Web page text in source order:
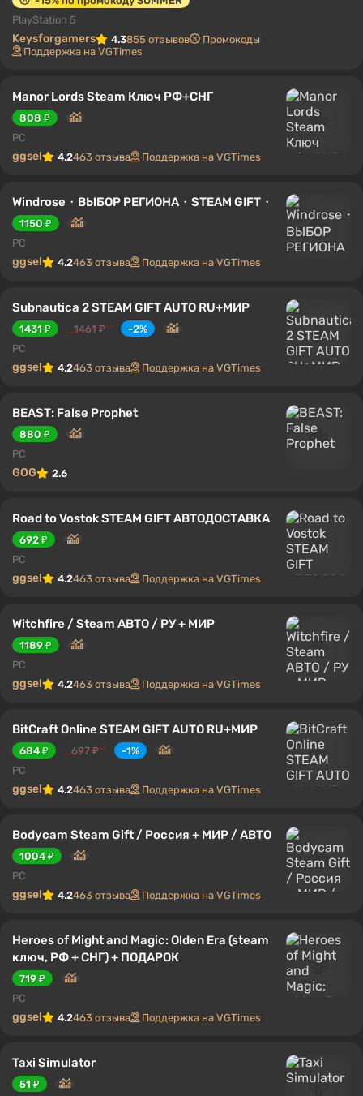
PlayStation 5
Keysforgamers 4.3855 отзывов
Промокоды
Поддержка на VGTimes
Manor Lords Steam Ключ РФ+СНГ
808 ₽
PC
ggsel 4.2463 отзыва Поддержка на VGTimes
Windrose・ВЫБОР РЕГИОНА・STEAM GIFT・
1150 ₽
PC
ggsel 4.2463 отзыва Поддержка на VGTimes
Subnautica 2 STEAM GIFT AUTO RU+МИР
1431 ₽ 1461 ₽
-2%
PC
ggsel 4.2463 отзыва Поддержка на VGTimes
BEAST: False Prophet
880 ₽
PC
GOG 2.6
Road to Vostok STEAM GIFT АВТОДОСТАВКА
692 ₽
PC
ggsel 4.2463 отзыва Поддержка на VGTimes
Witchfire / Steam АВТО / РУ + МИР
1189 ₽
PC
ggsel 4.2463 отзыва Поддержка на VGTimes
BitCraft Online STEAM GIFT AUTO RU+МИР
684 ₽ 697 ₽
-1%
PC
ggsel 4.2463 отзыва Поддержка на VGTimes
Bodycam Steam Gift / Россия + МИР / АВТО
1004 ₽
PC
ggsel 4.2463 отзыва Поддержка на VGTimes
Heroes of Might and Magic: Olden Era (steam
ключ, РФ + СНГ) + ПОДАРОК
719 ₽
PC
ggsel 4.2463 отзыва Поддержка на VGTimes
Taxi Simulator
51 ₽